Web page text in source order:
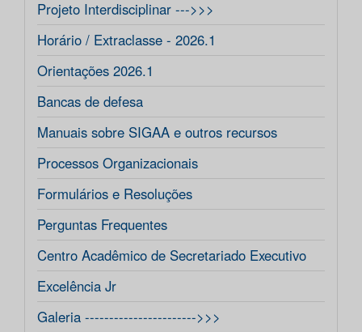
Projeto Interdisciplinar --->>>
Horário / Extraclasse - 2026.1
Orientações 2026.1
Bancas de defesa
Manuais sobre SIGAA e outros recursos
Processos Organizacionais
Formulários e Resoluções
Perguntas Frequentes
Centro Acadêmico de Secretariado Executivo
Excelência Jr
Galeria ----------------------->>>